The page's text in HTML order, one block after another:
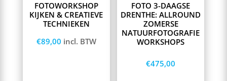
FOTOWORKSHOP
KIJKEN & CREATIEVE
TECHNIEKEN
€89,00 incl. BTW
FOTO 3-DAAGSE
DRENTHE: ALLROUND
ZOMERSE
NATUURFOTOGRAFIE
WORKSHOPS
€475,00
the
page